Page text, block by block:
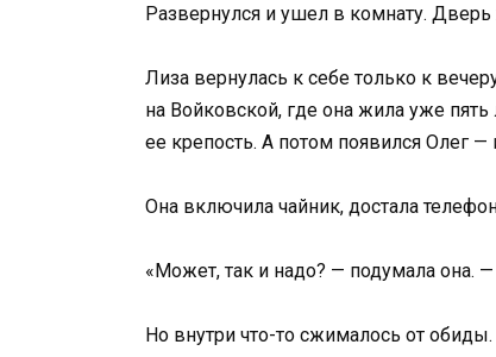
Развернулся и ушел в комнату. Дверь
Лиза вернулась к себе только к
на Войковской, где она жила уже
ее крепость. А потом появился Олег
Она включила чайник, достала
«Может, так и надо? — подумала она.
Но внутри что-то сжималось от обиды.